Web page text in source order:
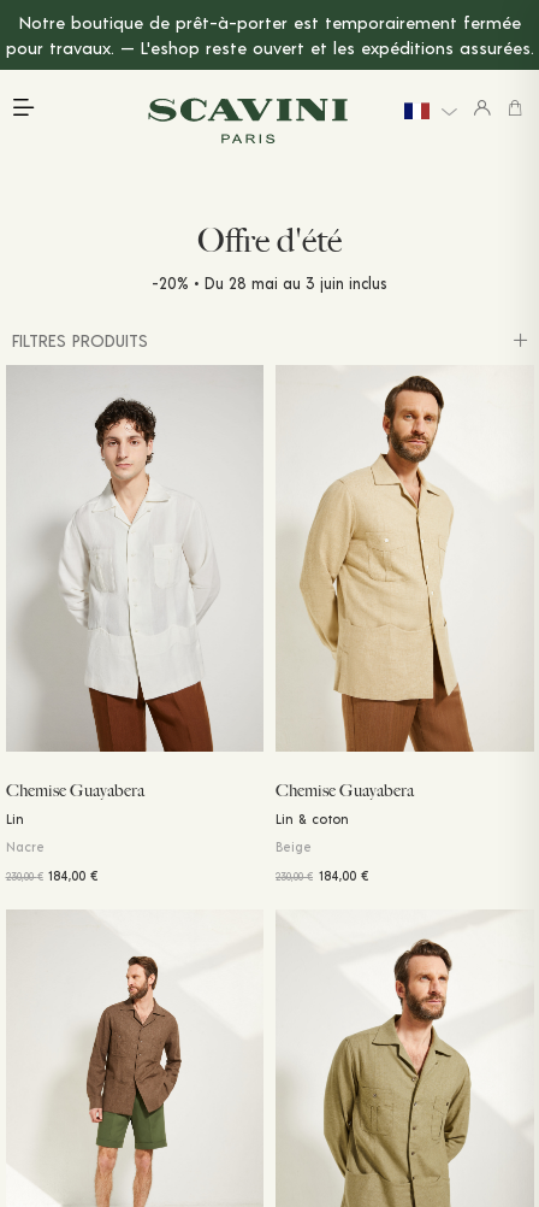
Notre boutique de prêt-à-porter est temporairement fermée
pour travaux. — L'eshop reste ouvert et les expéditions assurées.
Offre d'été
-20% • Du 28 mai au 3 juin inclus
FILTRES PRODUITS
Chemise Guayabera
Lin
Nacre
230,00€ 184,00€
Chemise Guayabera
Lin & coton
Beige
230,00€ 184,00 €
Menu Principal